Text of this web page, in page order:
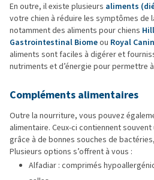
En outre, il existe plusieurs aliments
votre chien à réduire les symptômes de
notamment des aliments pour chiens
Gastrointestinal Biomeou Royal
aliments sont faciles à digérer et
nutriments et d’énergie pour permettre
Compléments alimentaires
Outre la nourriture, vous pouvez
alimentaire. Ceux-ci contiennent
grâce à de bonnes souches de
Plusieurs options s’offrent à vous :
Alfadiar : comprimés